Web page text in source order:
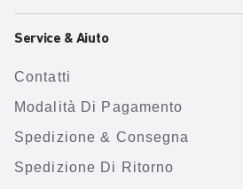
Service & Aiuto
Contatti
Modalità Di Pagamento
Spedizione & Consegna
Spedizione Di Ritorno